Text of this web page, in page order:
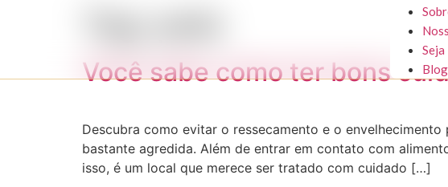
Blog
Você sabe como ter bons
Descubra como evitar o ressecamento e o
bastante agredida. Além de entrar em contato com
isso, é um local que merece ser tratado com cuidado […]